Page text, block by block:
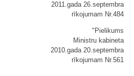
2011.gada 26.septembra
rīkojumam Nr.484
"Pielikums
Ministru kabineta
2010.gada 20.septembra
rīkojumam Nr.561